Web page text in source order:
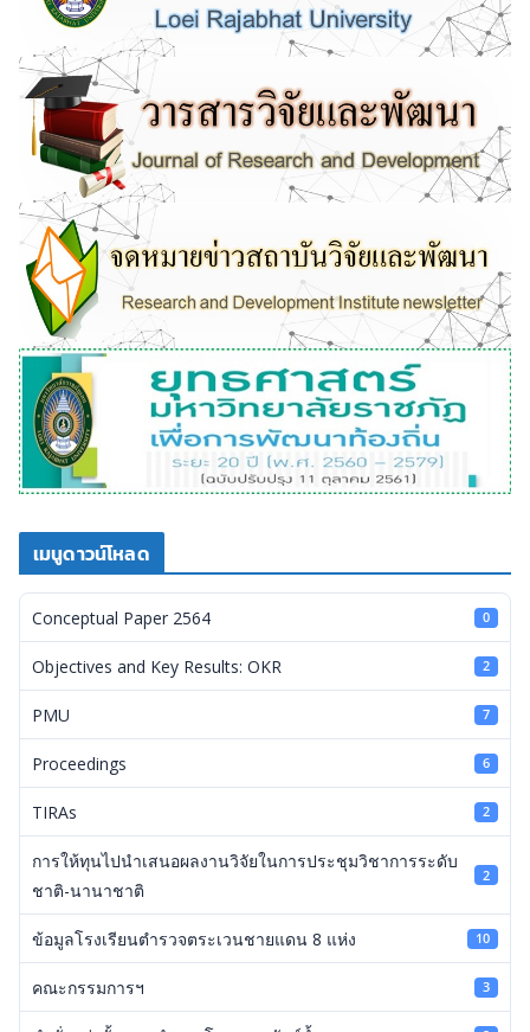
เมนูดาวน์โหลด
Conceptual Paper 2564 0
Objectives and Key Results: OKR 2
PMU 7
Proceedings 6
TIRAs 2
การให้ทุนไปนำเสนอผลงานวิจัยในการประชุมวิชาการระดับ
ชาติ-นานาชาติ
2
ข้อมูลโรงเรียนตำรวจตระเวนชายแดน 8 แห่ง 10
คณะกรรมการฯ 3